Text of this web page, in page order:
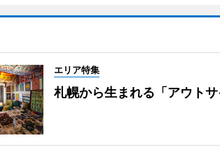
エリア特集
札幌から生まれる「アウト